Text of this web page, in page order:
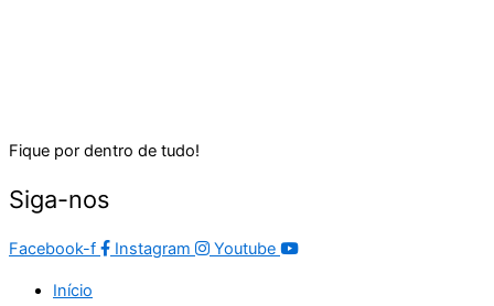
Fique por dentro de tudo!
Siga-nos
Facebook-f Instagram Youtube
Início